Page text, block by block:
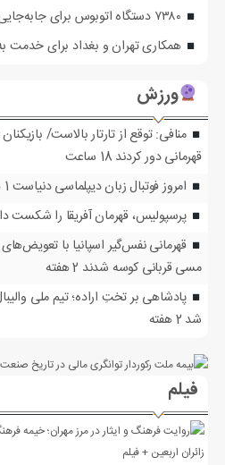
۷۳۸۰ دستگاه اتوبوس برای جابه‌جایی زائران اربعین به‌ کارگیری شد
همکاری تهران و بغداد برای خدمت به
ورزش
منافی: توقع از تارتار بالاست/
قهرمانی دور کردند 18 ساعت
امروز فوتبال زبان دیپلماسی دنیاست 1 هفته
پرسپولیس، قهرمان آفریقا را شکست
قهرمانی نفس‌گیر اسپانیا با تعویض‌های
مسی قربانی کوسه شدند 2 هفته
پادشاهی بر تختِ اراده؛ تیم ملی
شد 2 هفته
فیلم